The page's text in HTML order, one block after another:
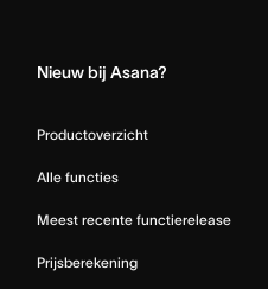
Nieuw bij Asana?
Productoverzicht
Alle functies
Meest recente functierelease
Prijsberekening